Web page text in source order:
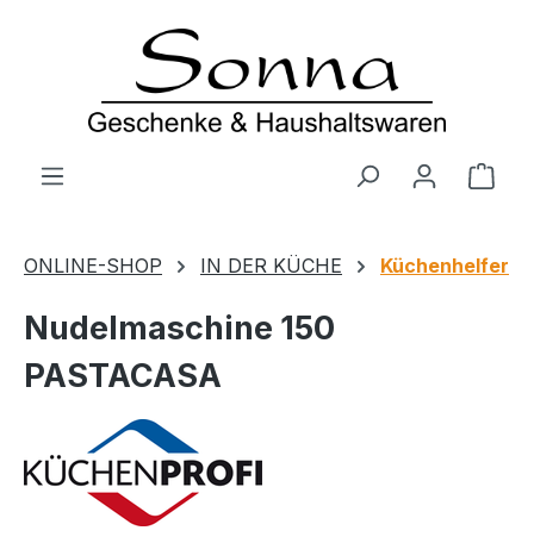
Zum Hauptinhalt springen
ONLINE-SHOP IN DER KÜCHE Küchenhelfer
Nudelmaschine 150
PASTACASA